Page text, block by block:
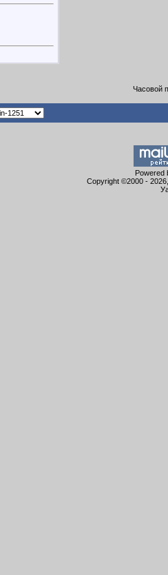
Часовой
Powered
Copyright ©2000 -